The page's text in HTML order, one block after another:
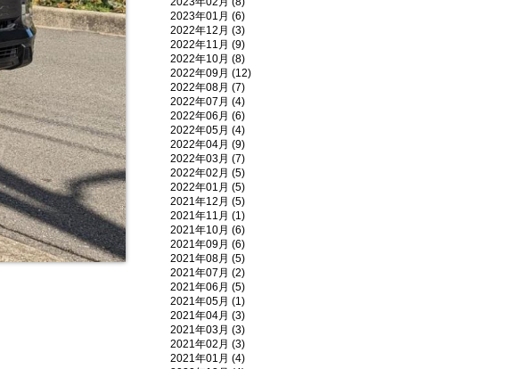
2023年01月 (6)
2022年12月 (3)
2022年11月 (9)
2022年10月 (8)
2022年09月 (12)
2022年08月 (7)
2022年07月 (4)
2022年06月 (6)
2022年05月 (4)
2022年04月 (9)
2022年03月 (7)
2022年02月 (5)
2022年01月 (5)
2021年12月 (5)
2021年11月 (1)
2021年10月 (6)
2021年09月 (6)
2021年08月 (5)
2021年07月 (2)
2021年06月 (5)
2021年05月 (1)
2021年04月 (3)
2021年03月 (3)
2021年02月 (3)
2021年01月 (4)